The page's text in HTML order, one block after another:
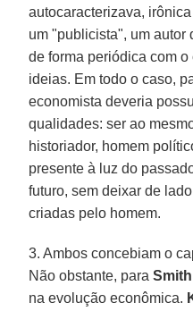
autocaracterizava,
um "publicista", um autor
de forma periódica com
ideias. Em todo o caso,
economista deveria
qualidades: ser ao
historiador, homem
presente à luz do
futuro, sem deixar de
criadas pelo homem.
3. Ambos concebiam o
Não obstante, paraSmith
na evolução econômica.